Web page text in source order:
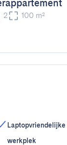
2 100 m²
Laptopvriendelijke
werkplek